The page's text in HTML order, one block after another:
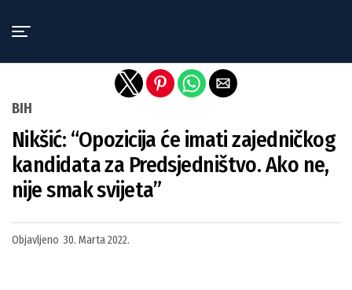
BIH
Nikšić: “Opozicija će imati zajedničkog
kandidata za Predsjedništvo. Ako ne,
nije smak svijeta”
Objavljeno 30. Marta 2022.